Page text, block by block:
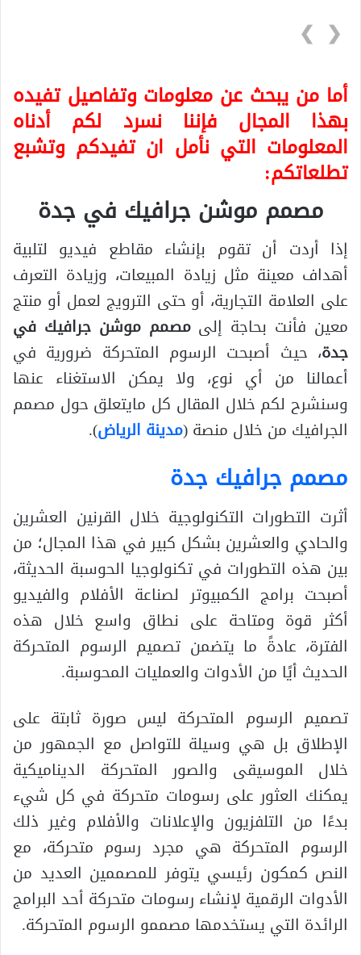
❮
❯
أما من يبحث عن معلومات وتفاصيل تفيده
بهذا المجال فإننا نسرد لكم أدناه
المعلومات التي نأمل ان تفيدكم وتشبع
تطلعاتكم:
مصمم موشن جرافيك في جدة
إذا أردت أن تقوم بإنشاء مقاطع فيديو لتلبية
أهداف معينة مثل زيادة المبيعات، وزيادة التعرف
على العلامة التجارية، أو حتى الترويج لعمل أو منتج
معين فأنت بحاجة إلىمصمم موشن جرافيك في
جدة، حيث أصبحت الرسوم المتحركة ضرورية في
أعمالنا من أي نوع، ولا يمكن الاستغناء عنها
وسنشرح لكم خلال المقال كل مايتعلق حول مصمم
الجرافيك من خلال منصة (مدينة الرياض).
مصمم جرافيك جدة
أثرت التطورات التكنولوجية خلال القرنين العشرين
والحادي والعشرين بشكل كبير في هذا المجال؛ من
بين هذه التطورات في تكنولوجيا الحوسبة الحديثة،
أصبحت برامج الكمبيوتر لصناعة الأفلام والفيديو
أكثر قوة ومتاحة على نطاق واسع خلال هذه
الفترة، عادةً ما يتضمن تصميم الرسوم المتحركة
الحديث أيًا من الأدوات والعمليات المحوسبة.
تصميم الرسوم المتحركة ليس صورة ثابتة على
الإطلاق بل هي وسيلة للتواصل مع الجمهور من
خلال الموسيقى والصور المتحركة الديناميكية
يمكنك العثور على رسومات متحركة في كل شيء
بدءًا من التلفزيون والإعلانات والأفلام وغير ذلك
الرسوم المتحركة هي مجرد رسوم متحركة، مع
النص كمكون رئيسي يتوفر للمصممين العديد من
الأدوات الرقمية لإنشاء رسومات متحركة أحد البرامج
الرائدة التي يستخدمها مصممو الرسوم المتحركة.